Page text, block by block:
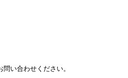
い合わせください。